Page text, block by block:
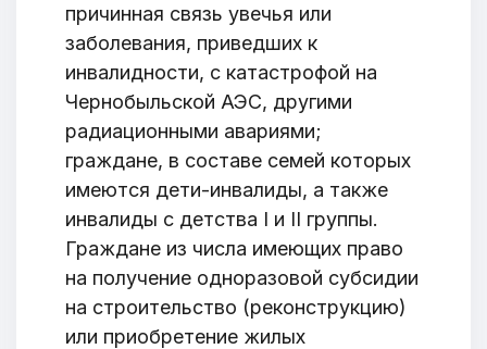
причинная связь увечья или
заболевания, приведших к
инвалидности, с катастрофой на
Чернобыльской АЭС, другими
радиационными авариями;
граждане, в составе семей которых
имеются дети-инвалиды, а также
инвалиды с детства I и II группы.
Граждане из числа имеющих право
на получение одноразовой субсидии
на строительство (реконструкцию)
или приобретение жилых